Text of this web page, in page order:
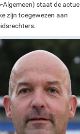
Algemeen) staat de
zijn toegewezen aan